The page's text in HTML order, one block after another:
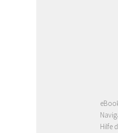
Hilfe